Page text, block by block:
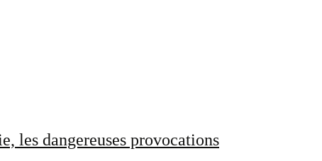
les dangereuses provocations